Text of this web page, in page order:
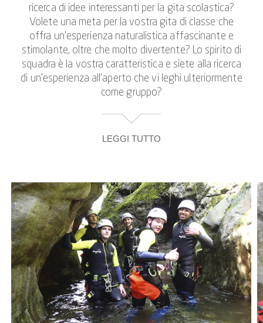
ricerca di idee interessanti per la gita scolastica?
Volete una meta per la vostra gita di classe che
offra un’esperienza naturalistica affascinante e
stimolante, oltre che molto divertente? Lo spirito di
squadra è la vostra caratteristica e siete alla ricerca
di un’esperienza all’aperto che vi leghi ulteriormente
come gruppo?
LEGGI TUTTO
con attività varie per il gruppo scolastico, invece di
una noiosa gita di classe standard?
Allora un tour di canyoning per gruppi scolastici è
un'ottima alternativa alle solite escursioni standard
per le classi scolastiche! Accompagnati dalle nostre
guide esperte, il canyoning di gruppo è un modo
emozionante di fare scuola come dovrebbe essere
fatta: Come partecipanti, venite a contatto con gli
elementi di una natura quasi indomita che esige il